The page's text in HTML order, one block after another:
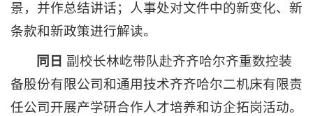
景，并作总结讲话；人事处对文件中的新变化、新
条款和新政策进行解读。
同日 副校长林屹带队赴齐齐哈尔齐重数控装
备股份有限公司和通用技术齐齐哈尔二机床有限责
任公司开展产学研合作人才培养和访企拓岗活动。